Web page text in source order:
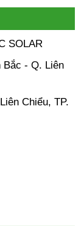
SOLAR
Bắc - Q. Liên
Chiểu, TP.